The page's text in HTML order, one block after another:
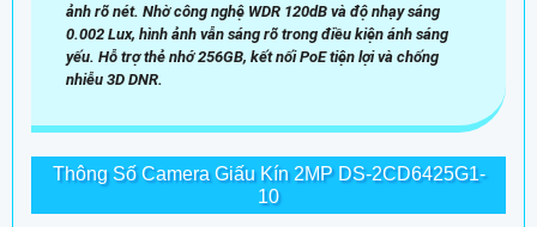
ảnh rõ nét. Nhờ công nghệ WDR 120dB và độ nhạy sáng
0.002 Lux, hình ảnh vẫn sáng rõ trong điều kiện ánh sáng
yếu. Hỗ trợ thẻ nhớ 256GB, kết nối PoE tiện lợi và chống
nhiễu 3D DNR.
Thông Số Camera Giấu Kín 2MP DS-2CD6425G1-
10